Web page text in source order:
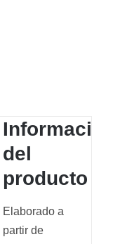
del
producto
Elaborado a
partir de